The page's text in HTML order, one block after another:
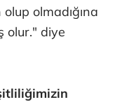
olmadığına
olur." diye